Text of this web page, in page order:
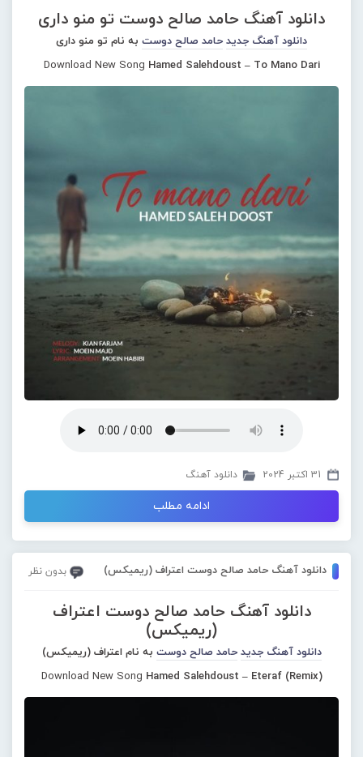
دانلود آهنگ حامد صالح دوست تو منو داری
دانلود آهنگ جدید حامد صالح دوست به نام تو منو داری
Download New Song Hamed Salehdoust – To Mano Dari
31 اکتبر 2024 دانلود آهنگ
ادامه مطلب
دانلود آهنگ حامد صالح دوست اعتراف (ریمیکس) بدون نظر
دانلود آهنگ حامد صالح دوست اعتراف
(ریمیکس)
دانلود آهنگ جدید حامد صالح دوست به نام اعتراف (ریمیکس)
Download New Song Hamed Salehdoust – Eteraf (Remix)